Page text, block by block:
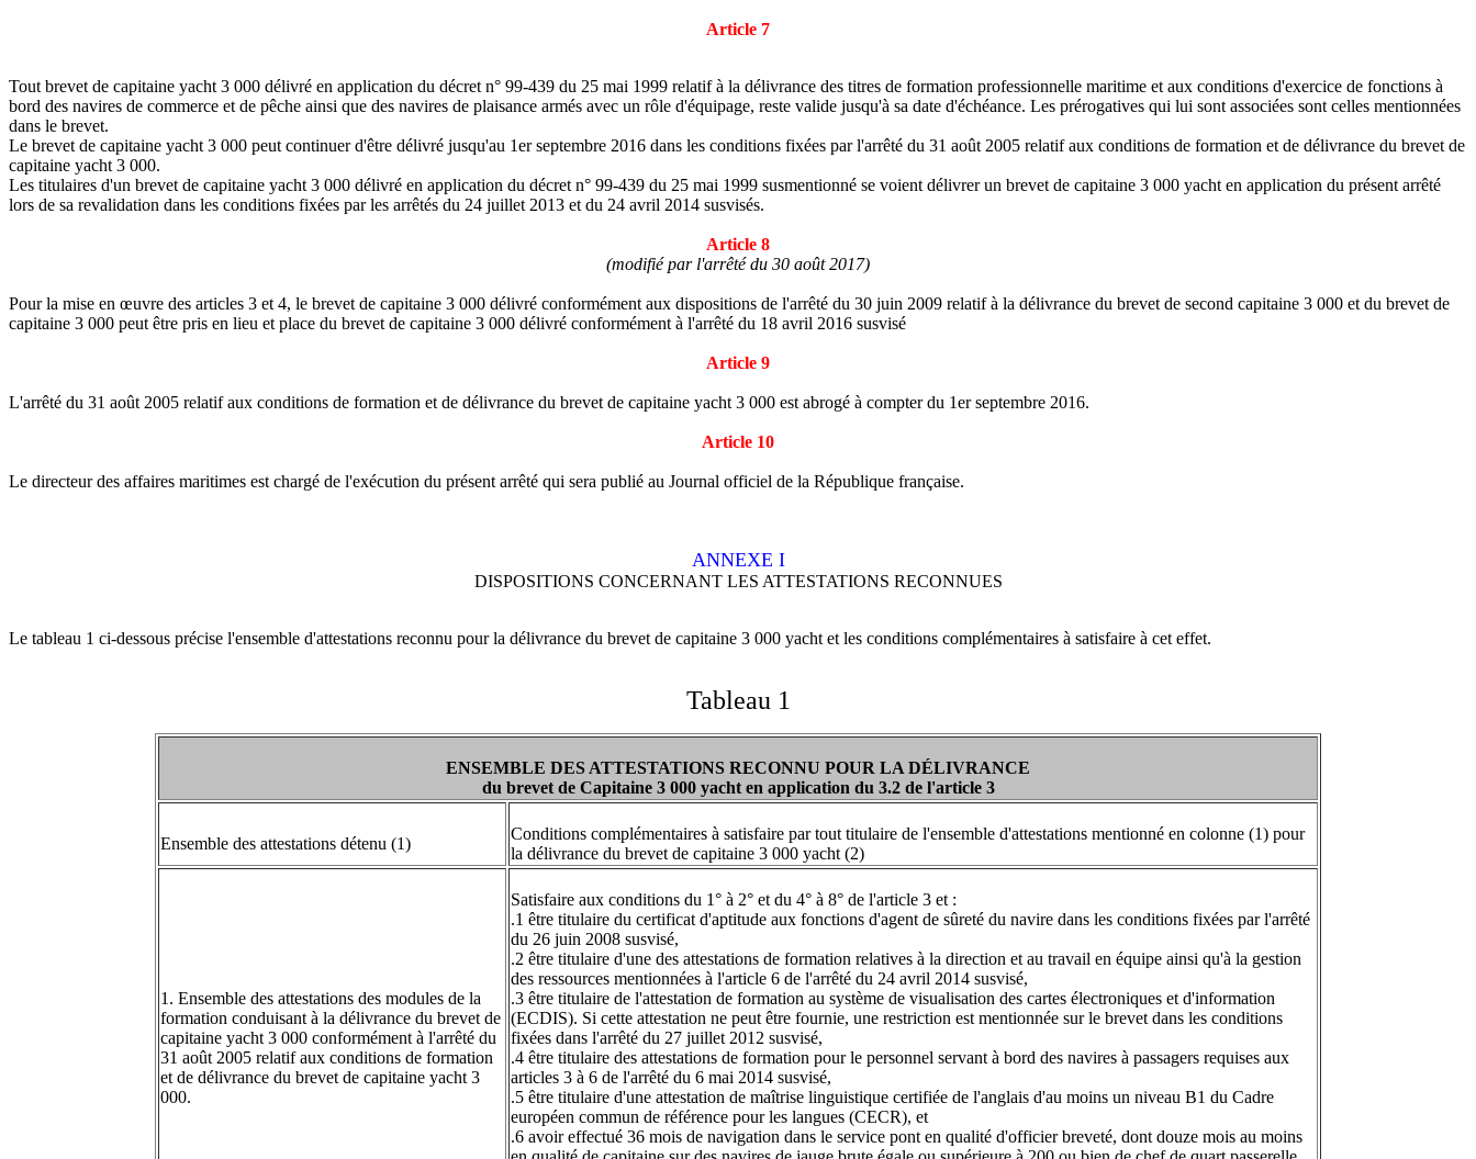
Article 7
Tout brevet de capitaine yacht 3 000 délivré en application du décret n° 99-439 du 25 mai 1999 relatif à la délivrance des titres de formation professionnelle maritime et aux conditions d'exercice de fonctions à
bord des navires de commerce et de pêche ainsi que des navires de plaisance armés avec un rôle d'équipage, reste valide jusqu'à sa date d'échéance. Les prérogatives qui lui sont associées sont celles mentionnées
dans le brevet.
Le brevet de capitaine yacht 3 000 peut continuer d'être délivré jusqu'au 1er septembre 2016 dans les conditions fixées par l'arrêté du 31 août 2005 relatif aux conditions de formation et de délivrance du brevet de
capitaine yacht 3 000.
Les titulaires d'un brevet de capitaine yacht 3 000 délivré en application du décret n° 99-439 du 25 mai 1999 susmentionné se voient délivrer un brevet de capitaine 3 000 yacht en application du présent arrêté
lors de sa revalidation dans les conditions fixées par les arrêtés du 24 juillet 2013 et du 24 avril 2014 susvisés.
Article 8
(modifié par l'arrêté du 30 août 2017)
Pour la mise en œuvre des articles 3 et 4, le brevet de capitaine 3 000 délivré conformément aux dispositions de l'arrêté du 30 juin 2009 relatif à la délivrance du brevet de second capitaine 3 000 et du brevet de
capitaine 3 000 peut être pris en lieu et place du brevet de capitaine 3 000 délivré conformément à l'arrêté du 18 avril 2016 susvisé
Article 9
L'arrêté du 31 août 2005 relatif aux conditions de formation et de délivrance du brevet de capitaine yacht 3 000 est abrogé à compter du 1er septembre 2016.
Article 10
Le directeur des affaires maritimes est chargé de l'exécution du présent arrêté qui sera publié au Journal officiel de la République française.
ANNEXE I
DISPOSITIONS CONCERNANT LES ATTESTATIONS RECONNUES
Le tableau 1 ci-dessous précise l'ensemble d'attestations reconnu pour la délivrance du brevet de capitaine 3 000 yacht et les conditions complémentaires à satisfaire à cet effet.
Tableau 1
ENSEMBLE DES ATTESTATIONS RECONNU POUR LA DÉLIVRANCE
du brevet de Capitaine 3 000 yacht en application du 3.2 de l'article 3
Ensemble des attestations détenu (1)
Conditions complémentaires à satisfaire par tout titulaire de l'ensemble d'attestations mentionné en colonne (1) pour
la délivrance du brevet de capitaine 3 000 yacht (2)
1. Ensemble des attestations des modules de la
formation conduisant à la délivrance du brevet de
capitaine yacht 3 000 conformément à l'arrêté du
31 août 2005 relatif aux conditions de formation
et de délivrance du brevet de capitaine yacht 3
000.
Satisfaire aux conditions du 1° à 2° et du 4° à 8° de l'article 3 et :
.1 être titulaire du certificat d'aptitude aux fonctions d'agent de sûreté du navire dans les conditions fixées par l'arrêté
du 26 juin 2008 susvisé,
.2 être titulaire d'une des attestations de formation relatives à la direction et au travail en équipe ainsi qu'à la gestion
des ressources mentionnées à l'article 6 de l'arrêté du 24 avril 2014 susvisé,
.3 être titulaire de l'attestation de formation au système de visualisation des cartes électroniques et d'information
(ECDIS). Si cette attestation ne peut être fournie, une restriction est mentionnée sur le brevet dans les conditions
fixées dans l'arrêté du 27 juillet 2012 susvisé,
.4 être titulaire des attestations de formation pour le personnel servant à bord des navires à passagers requises aux
articles 3 à 6 de l'arrêté du 6 mai 2014 susvisé,
.5 être titulaire d'une attestation de maîtrise linguistique certifiée de l'anglais d'au moins un niveau B1 du Cadre
européen commun de référence pour les langues (CECR), et
.6 avoir effectué 36 mois de navigation dans le service pont en qualité d'officier breveté, dont douze mois au moins